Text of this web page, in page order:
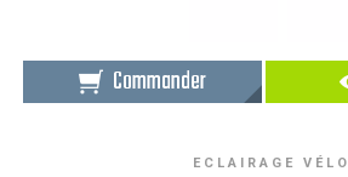
Commander
ECLAIRAGE VÉLO